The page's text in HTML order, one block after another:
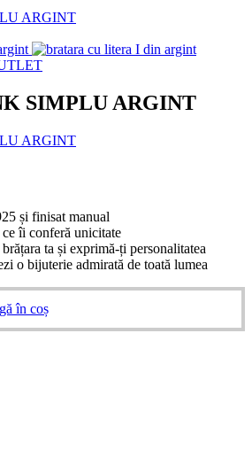
ARGINT
SIMPLU ARGINT
ARGINT
și finisat manual
îi conferă unicitate
ta și exprimă-ți personalitatea
o bijuterie admirată de toată lumea
în coș